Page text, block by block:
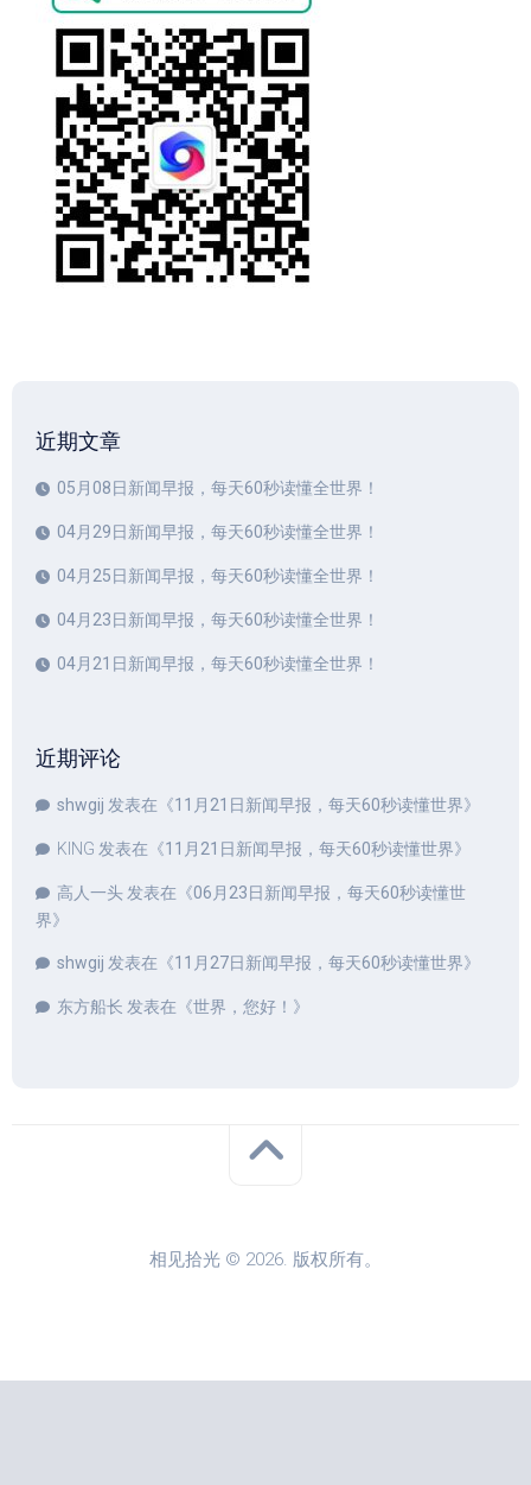
近期文章
05月08日新闻早报，每天60秒读懂全世界！
04月29日新闻早报，每天60秒读懂全世界！
04月25日新闻早报，每天60秒读懂全世界！
04月23日新闻早报，每天60秒读懂全世界！
04月21日新闻早报，每天60秒读懂全世界！
近期评论
shwgij 发表在《11月21日新闻早报，每天60秒读懂世界》
KING 发表在《11月21日新闻早报，每天60秒读懂世界》
高人一头发表在《06月23日新闻早报，每天60秒读懂世
界》
shwgij 发表在《11月27日新闻早报，每天60秒读懂世界》
东方船长 发表在《世界，您好！ 》
相见拾光 © 2026. 版权所有。